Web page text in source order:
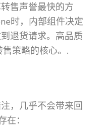
售声誉最快的方
时，内部组件决定
退货请求。高品质
策略的核心。.
，几乎不会带来回
：